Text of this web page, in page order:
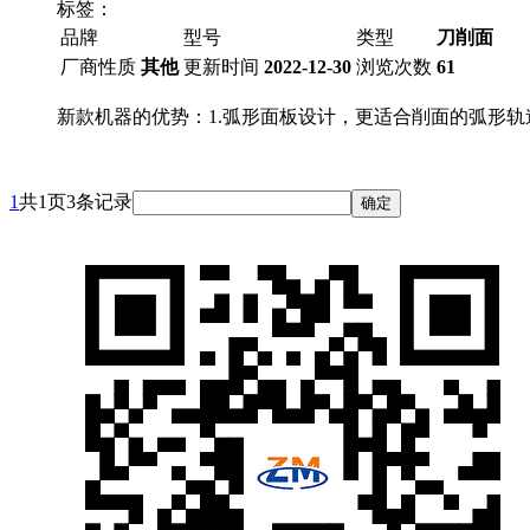
标签：
品牌
型号 类型
刀削面
厂商性质 其他 更新时间 2022-12-30 浏览次数 61
新款机器的优势：1.弧形面板设计，更适合削面的弧形轨
1共1页3条记录 确定